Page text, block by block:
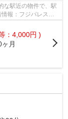
な駅近の物件で、駅
報：フジパレス弓
：4,000円 )
ヶ月